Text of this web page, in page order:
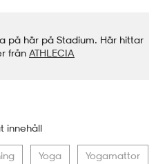
på här på Stadium. Här hittar
från ATHLECIA
innehåll
Yoga Yogamattor